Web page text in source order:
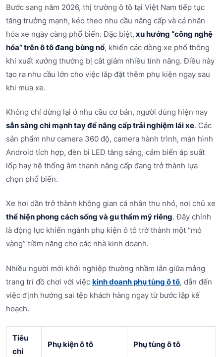
Bước sang năm 2026, thị trường ô tô tại Việt Nam tiếp tục
tăng trưởng mạnh, kéo theo nhu cầu nâng cấp và cá nhân
hóa xe ngày càng phổ biến. Đặc biệt, xu hướng “công nghệ
hóa” trên ô tô đang bùng nổ, khiến các dòng xe phổ thông
khi xuất xưởng thường bị cắt giảm nhiều tính năng. Điều này
tạo ra nhu cầu lớn cho việc lắp đặt thêm phụ kiện ngay sau
khi mua xe.
Không chỉ dừng lại ở nhu cầu cơ bản, người dùng hiện nay
sẵn sàng chi mạnh tay để nâng cấp trải nghiệm lái xe. Các
sản phẩm như camera 360 độ, camera hành trình, màn hình
Android tích hợp, đèn bi LED tăng sáng, cảm biến áp suất
lốp hay hệ thống âm thanh nâng cấp đang trở thành lựa
chọn phổ biến.
Xe hơi dần trở thành không gian cá nhân thu nhỏ, nơi chủ xe
thể hiện phong cách sống và gu thẩm mỹ riêng. Đây chính
là động lực khiến ngành phụ kiện ô tô trở thành một “mỏ
vàng” tiềm năng cho các nhà kinh doanh.
Nhiều người mới khởi nghiệp thường nhầm lẫn giữa mảng
trang trí đồ chơi với việc kinh doanh phụ tùng ô tô, dẫn đến
việc định hướng sai tệp khách hàng ngay từ bước lập kế
hoạch.
Tiêu
chí
Phụ kiện ô tô Phụ tùng ô tô